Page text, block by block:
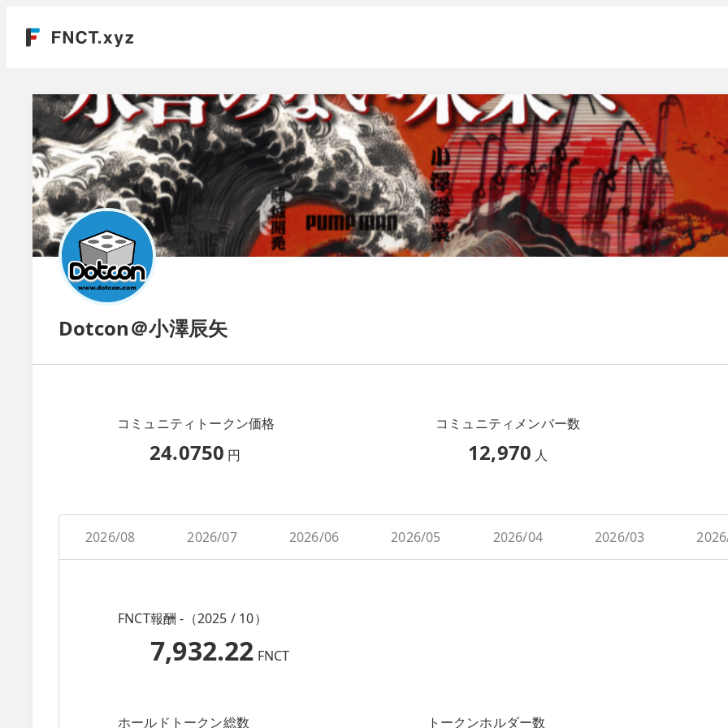
Dotcon＠小澤辰矢
コミュニティトークン価格
24.0750 円
コミュニティメンバー数
12,970 人
2026/08 2026/07 2026/06 2026/05 2026/04 2026/03
FNCT報酬 -（2025 / 10）
7,932.22 FNCT
ホールドトークン総数 トークンホルダー数